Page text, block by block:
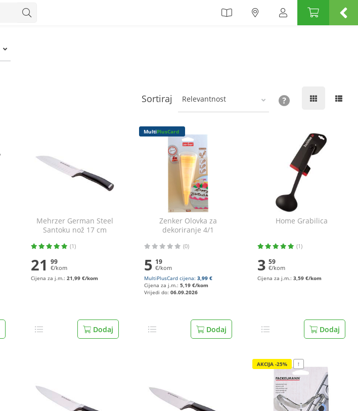
Sortiraj Relevantnost
Mehrzer German Steel
Santoku nož 17 cm
(1)
21 99
€/kom
Cijena za j.m.: 21,99 €/kom
Dodaj
MultiPlusCard
Zenker Olovka za
dekoriranje 4/1
(0)
5 19
€/kom
MultiPlusCard cijena: 3,99 €
Cijena za j.m.: 5,19 €/kom
Vrijedi do: 06.09.2026
Dodaj
Home Grabilica
(1)
3 59
€/kom
Cijena za j.m.: 3,59 €/kom
Dodaj
AKCIJA -25% !